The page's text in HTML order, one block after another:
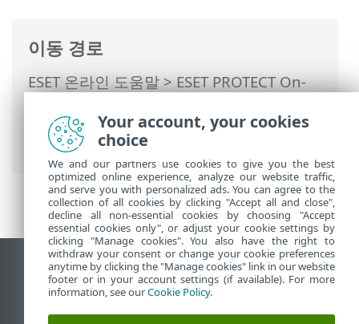
이동 경로
ESET 온라인 도움말>ESET PROTECT On-
ESET PROTECT On-Prem 기본 메뉴>보고
> 오래된 애플리케이션
데스크톱 사이트 보기
End of Life
ESET 지식 베이스
Your account, your cookies
choice
We and our partners use cookies to give you the best
optimized online experience, analyze our website traffic,
and serve you with personalized ads. You can agree to the
collection of all cookies by clicking "Accept all and close",
decline all non-essential cookies by choosing "Accept
essential cookies only", or adjust your cookie settings by
clicking "Manage cookies". You also have the right to
withdraw your consent or change your cookie preferences
anytime by clicking the "Manage cookies" link in our website
footer or in your account settings (if available). For more
information, see ourCookie Policy.